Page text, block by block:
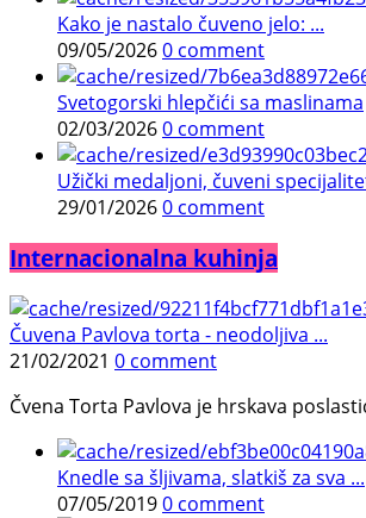
Kako je nastalo čuveno jelo: ...
09/05/20260 comment
Svetogorski hlepčići sa maslinama
02/03/20260 comment
Užički medaljoni, čuveni
29/01/20260 comment
Internacionalna kuhinja
Čuvena Pavlova torta - neodoljiva ...
21/02/2021 0 comment
Čvena Torta Pavlova je hrskava
Knedle sa šljivama, slatkiš za sva ...
07/05/20190 comment